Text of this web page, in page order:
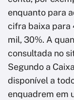
enquanto para
cifra baixa para
mil, 30%. A
consultada no
Segundo a
disponível a
enquadrem em